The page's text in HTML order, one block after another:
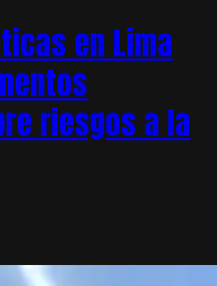
en Lima
riesgos a la